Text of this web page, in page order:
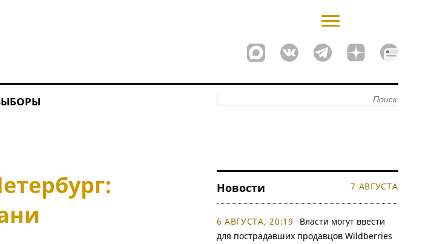
Новости 7 АВГУСТА
6 АВГУСТА, 20:19
Власти могут ввести
для пострадавших продавцов Wildberries